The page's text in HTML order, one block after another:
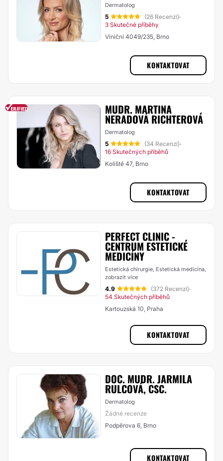
Dermatolog
5 (26 Recenzí)·
3 Skutečné příběhy
Viniční 4049/235, Brno
KONTAKTOVAT
MUDR. MARTINA
NERADOVÁ RICHTEROVÁ
Dermatolog
5 (34 Recenzí)·
16 Skutečných příběhů
Koliště 47, Brno
KONTAKTOVAT
PERFECT CLINIC -
CENTRUM ESTETICKÉ
MEDICÍNY
Estetická chirurgie, Estetická medicína,
zobrazit více
4.9 (372 Recenzí)·
54 Skutečných příběhů
Kartouzská 10, Praha
KONTAKTOVAT
DOC. MUDR. JARMILA
RULCOVÁ, CSC.
Dermatolog
Žádné recenze
Podpěrova 6, Brno
KONTAKTOVAT